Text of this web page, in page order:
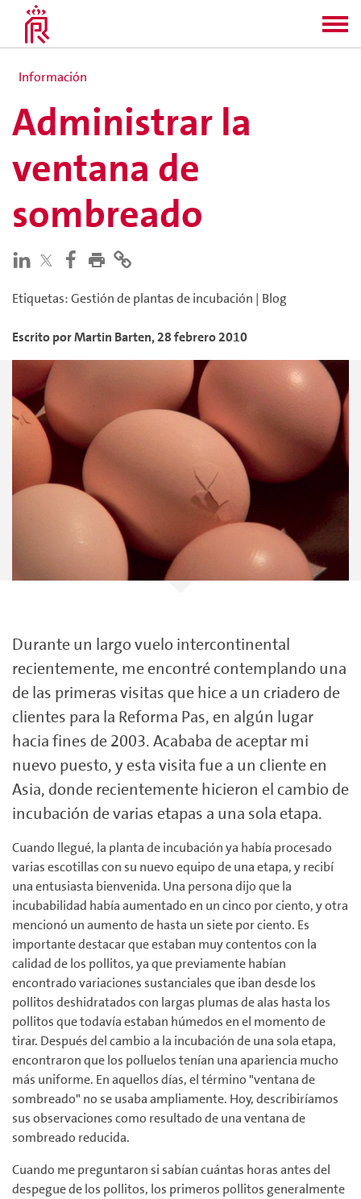
Información
Administrar la
ventana de
sombreado
Etiquetas:Gestión de plantas de incubación | Blog
Escrito porMartin Barten,28 febrero 2010
Durante un largo vuelo intercontinental
recientemente, me encontré contemplando una
de las primeras visitas que hice a un criadero de
clientes para la Reforma Pas, en algún lugar
hacia fines de 2003. Acababa de aceptar mi
nuevo puesto, y esta visita fue a un cliente en
Asia, donde recientemente hicieron el cambio de
incubación de varias etapas a una sola etapa.
Cuando llegué, la planta de incubación ya había procesado
varias escotillas con su nuevo equipo de una etapa, y recibí
una entusiasta bienvenida. Una persona dijo que la
incubabilidad había aumentado en un cinco por ciento, y otra
mencionó un aumento de hasta un siete por ciento. Es
importante destacar que estaban muy contentos con la
calidad de los pollitos, ya que previamente habían
encontrado variaciones sustanciales que iban desde los
pollitos deshidratados con largas plumas de alas hasta los
pollitos que todavía estaban húmedos en el momento de
tirar. Después del cambio a la incubación de una sola etapa,
encontraron que los polluelos tenían una apariencia mucho
más uniforme. En aquellos días, el término "ventana de
sombreado" no se usaba ampliamente. Hoy, describiríamos
sus observaciones como resultado de una ventana de
sombreado reducida.
Cuando me preguntaron si sabían cuántas horas antes del
despegue de los pollitos, los primeros pollitos generalmente